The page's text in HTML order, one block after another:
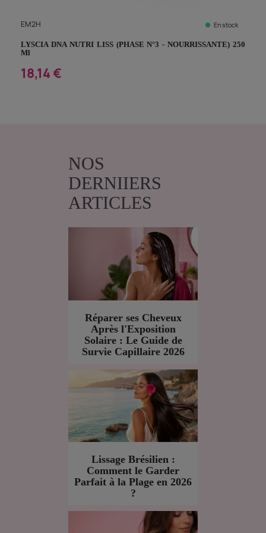
EM2H En stock
LYSCIA DNA NUTRI LISS (PHASE N°3 - NOURRISSANTE) 250
Ml
18,14 €
NOS
DERNIIERS
ARTICLES
Réparer ses Cheveux
Après l'Exposition
Solaire : Le Guide de
Survie Capillaire 2026
Lissage Brésilien :
Comment le Garder
Parfait à la Plage en 2026
?